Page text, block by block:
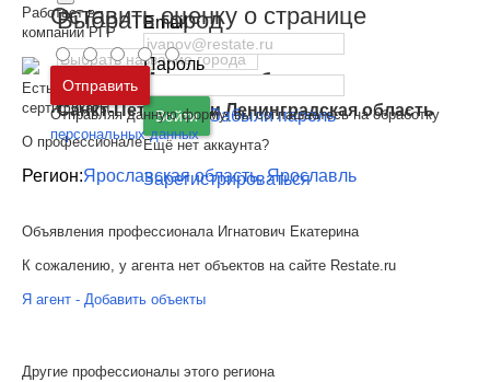
Выбрать город
Москва и
Московская область
Санкт-Петербург иЛенинградская область
Email
Пароль
Войти Забыли пароль
Ещё нет аккаунта?
Зарегистрироваться
Работает в
компании РГР
Есть
сертификаты
О профессионале
Регион:Ярославская область, Ярославль
Объявления профессионала Игнатович Екатерина
К сожалению, у агента нет объектов на сайте Restate.ru
Я агент - Добавить объекты
Другие профессионалы этого региона
Оставить оценку о странице
Отправить
Отправляя данную форму, вы соглашаетесь на обработку
персональных данных